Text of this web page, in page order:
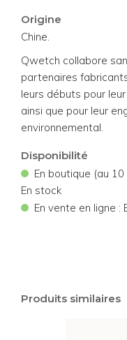
Origine
Chine.
Qwetch collabore
partenaires
leurs débuts pour
ainsi que pour leur
environnemental.
Disponibilité
• En boutique (au
En stock
• En vente en ligne :
Produits similaires